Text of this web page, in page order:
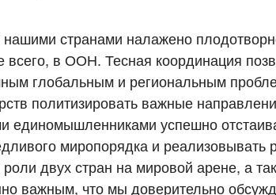
странами налажено
всего, в ООН. Тесная координация
глобальным и региональным
политизировать важные
единомышленниками успешно
миропорядка и
роли двух стран на мировой арене, а
важным, что мы доверительно